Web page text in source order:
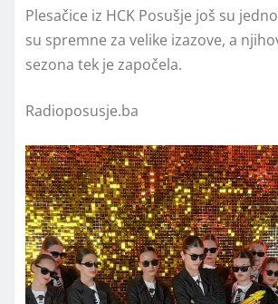
Plesačice iz HCK Posušje još su
su spremne za velike izazove, a
sezona tek je započela.
Radioposusje.ba